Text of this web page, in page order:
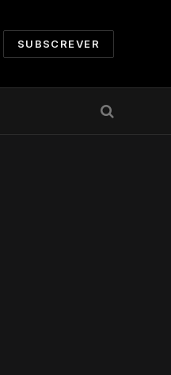
SUBSCREVER